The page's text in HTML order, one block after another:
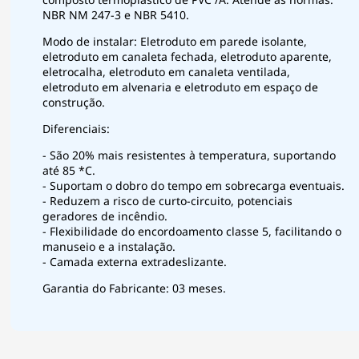
NBR NM 247-3 e NBR 5410.
Modo de instalar: Eletroduto em parede isolante,
eletroduto em canaleta fechada, eletroduto aparente,
eletrocalha, eletroduto em canaleta ventilada,
eletroduto em alvenaria e eletroduto em espaço de
construção.
Diferenciais:
- São 20% mais resistentes à temperatura, suportando
até 85 *C.
- Suportam o dobro do tempo em sobrecarga eventuais.
- Reduzem a risco de curto-circuito, potenciais
geradores de incêndio.
- Flexibilidade do encordoamento classe 5, facilitando o
manuseio e a instalação.
- Camada externa extradeslizante.
Garantia do Fabricante: 03 meses.